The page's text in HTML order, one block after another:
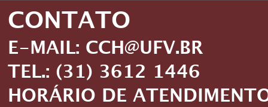
CONTATO
E-MAIL: CCH@UFV.BR
TEL.: (31) 3612 1446
HORÁRIO DE